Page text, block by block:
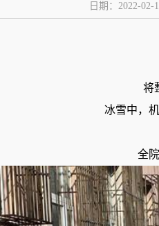
日期：2022-
将
冰雪中，
全